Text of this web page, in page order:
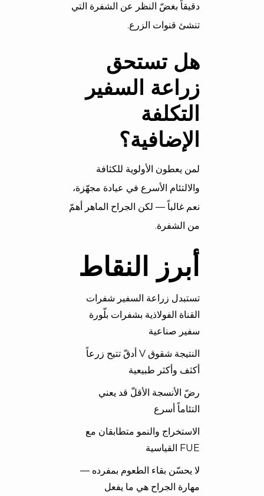
دقيقاً بغضّ النظر عن الشفرة التي
تنشئ قنوات الزرع.
هل تستحق
زراعة السفير
التكلفة
الإضافية؟
لمن يعطون الأولوية للكثافة
والالتئام الأسرع في عيادة مجهّزة،
نعم غالباً — لكن الجراح الماهر أهمّ
من الشفرة.
أبرز النقاط
تستبدل زراعة السفير شفرات
القناة الفولاذية بشفرات بلّورة
سفير صناعية
النتيجة شقوق V أدقّ تتيح زرعاً
أكثف وأكثر طبيعية
رضّ الأنسجة الأقلّ قد يعني
التئاماً أسرع
الاستخراج والنمو متطابقان مع
FUE القياسية
لا يحسّن بقاء الطعوم بمفرده —
مهارة الجراح هي ما يفعل